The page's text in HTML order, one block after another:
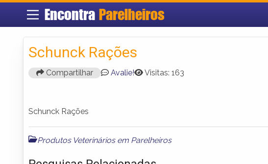
Encontra Parelheiros
Schunck Rações
Compartilhar Avalie! Visitas: 163
Schunck Rações
Produtos Veterinários em Parelheiros